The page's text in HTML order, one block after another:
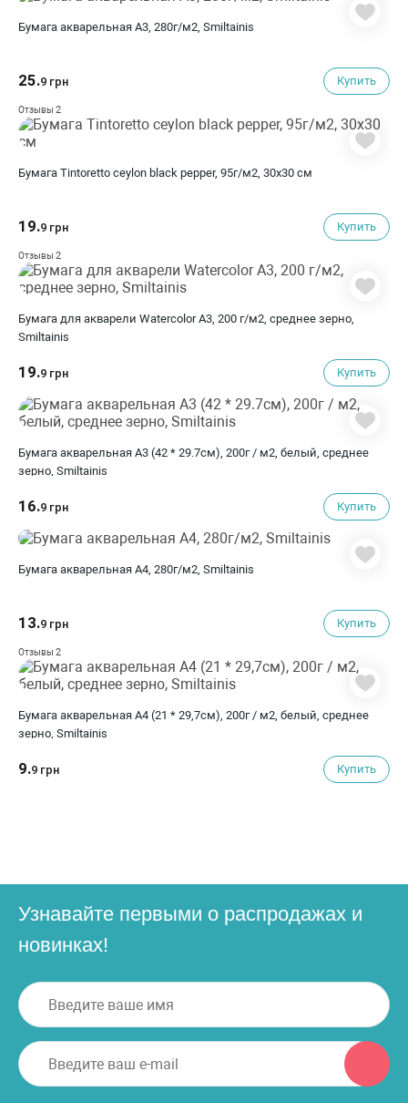
Бумага акварельная А3, 280г/м2, Smiltainis
25.9 грн Купить
Отзывы 2
Бумага Tintoretto ceylon black pepper, 95г/м2, 30х30 см
19.9 грн Купить
Отзывы 2
Бумага для акварели Watercolor А3, 200 г/м2, среднее зерно,
Smiltainis
19.9 грн Купить
Бумага акварельная А3 (42 * 29.7см), 200г / м2, белый, среднее
зерно, Smiltainis
16.9 грн Купить
Бумага акварельная А4, 280г/м2, Smiltainis
13.9 грн Купить
Отзывы 2
Бумага акварельная А4 (21 * 29,7см), 200г / м2, белый, среднее
зерно, Smiltainis
9.9 грн Купить
Узнавайте первыми о распродажах и
новинках!